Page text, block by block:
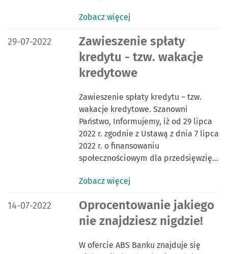
Zobacz więcej
DATA PUBLIKACJI:
29-07-2022
Zawieszenie spłaty
kredytu - tzw. wakacje
kredytowe
Zawieszenie spłaty kredytu – tzw.
wakacje kredytowe. Szanowni
Państwo, Informujemy, iż od 29 lipca
2022 r. zgodnie z Ustawą z dnia 7 lipca
2022 r. o finansowaniu
społecznościowym dla przedsięwzię…
Zobacz więcej
DATA PUBLIKACJI:
14-07-2022
Oprocentowanie jakiego
nie znajdziesz nigdzie!
W ofercie ABS Banku znajduje się